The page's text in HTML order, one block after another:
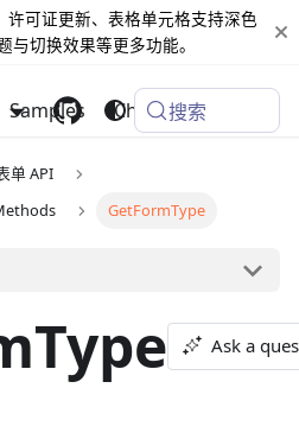
许可证更新、表格单元格支持深色
与切换效果等更多功能。
Samples Changelog
搜索
单 API
GetFormType
Ask a